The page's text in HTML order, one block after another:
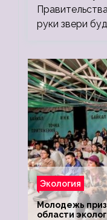
руки звери
Экология
Молодежь
области